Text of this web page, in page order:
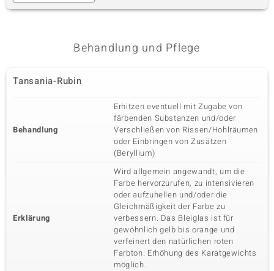
Behandlung und Pflege
Tansania-Rubin
Behandlung
Erhitzen eventuell mit Zugabe von
färbenden Substanzen und/oder
Verschließen von Rissen/Hohlräumen
oder Einbringen von Zusätzen
(Beryllium)
Erklärung
Wird allgemein angewandt, um die
Farbe hervorzurufen, zu intensivieren
oder aufzuhellen und/oder die
Gleichmäßigkeit der Farbe zu
verbessern. Das Bleiglas ist für
gewöhnlich gelb bis orange und
verfeinert den natürlichen roten
Farbton. Erhöhung des Karatgewichts
möglich.